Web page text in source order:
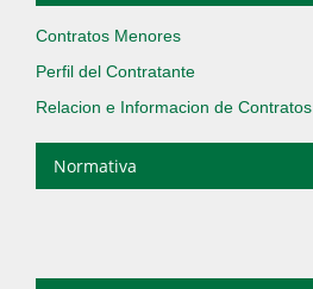
Contratos Menores
Perfil del Contratante
Relacion e Informacion de Contratos
Normativa